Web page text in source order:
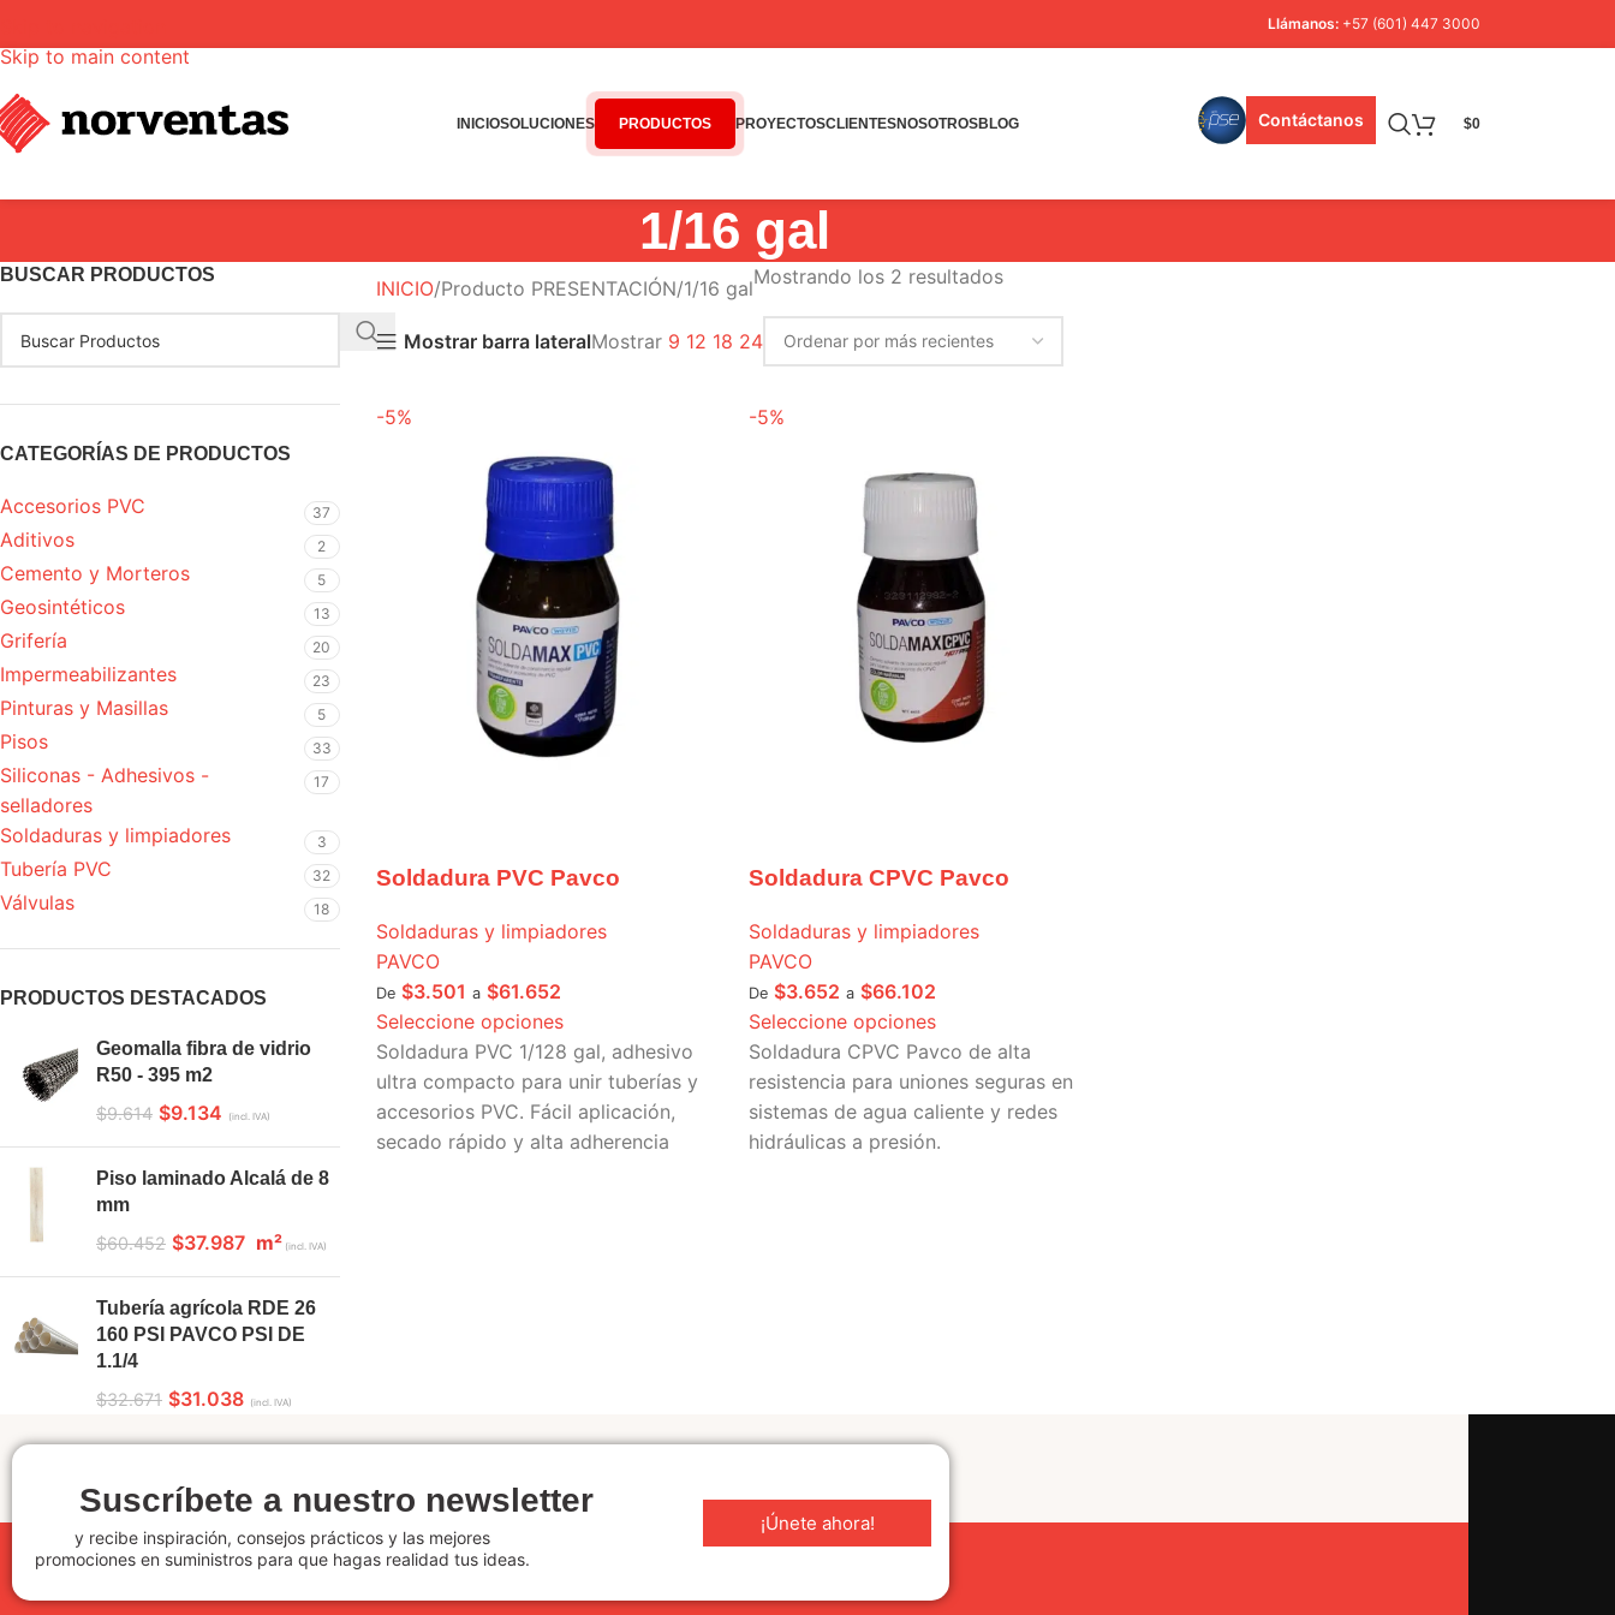
Skip to main content
Llámanos: +57 (601) 447 3000
INICIOSOLUCIONES PRODUCTOS PROYECTOSCLIENTESNOSOTROSBLOG Contáctanos $0
1/16 gal
BUSCAR PRODUCTOS
CATEGORÍAS DE PRODUCTOS
Accesorios PVC 37
Aditivos 2
Cemento y Morteros 5
Geosintéticos 13
Grifería 20
Impermeabilizantes 23
Pinturas y Masillas 5
Pisos 33
Siliconas - Adhesivos -
selladores
17
Soldaduras y limpiadores 3
Tubería PVC 32
Válvulas 18
PRODUCTOS DESTACADOS
Geomalla fibra de vidrio
R50 - 395 m2
$9.614 $9.134 (incl. IVA)
Piso laminado Alcalá de 8
mm
$60.452 $37.987 m² (incl. IVA)
Tubería agrícola RDE 26
160 PSI PAVCO PSI DE
1.1/4
$32.671 $31.038 (incl. IVA)
INICIO Producto PRESENTACIÓN 1/16 galMostrando los 2 resultados
Mostrar barra lateralMostrar 9 12 18 24
-5%
Soldadura PVC Pavco
Soldaduras y limpiadores
PAVCO
De $3.501 a $61.652
Seleccione opciones
Soldadura PVC 1/128 gal, adhesivo
ultra compacto para unir tuberías y
accesorios PVC. Fácil aplicación,
secado rápido y alta adherencia
-5%
Soldadura CPVC Pavco
Soldaduras y limpiadores
PAVCO
De $3.652 a $66.102
Seleccione opciones
Soldadura CPVC Pavco de alta
resistencia para uniones seguras en
sistemas de agua caliente y redes
hidráulicas a presión.
Suscríbete a nuestro newsletter
y recibe inspiración, consejos prácticos y las mejores
promociones en suministros para que hagas realidad tus ideas.
¡Únete ahora!